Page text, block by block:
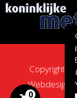
0
Copyright
Webdesign